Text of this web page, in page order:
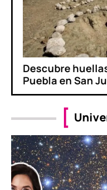
Descubre
Puebla en San